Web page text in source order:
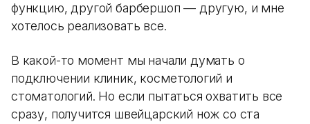
функцию, другой барбершоп — другую, и мне
хотелось реализовать все.
В какой-то момент мы начали думать о
подключении клиник, косметологий и
стоматологий. Но если пытаться охватить все
сразу, получится швейцарский нож со ста